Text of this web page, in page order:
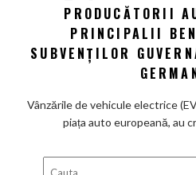
PRODUCĂTORII
PRINCIPALII
SUBVENȚILOR
Vânzările de vehicule electrice
piața auto europeană, au